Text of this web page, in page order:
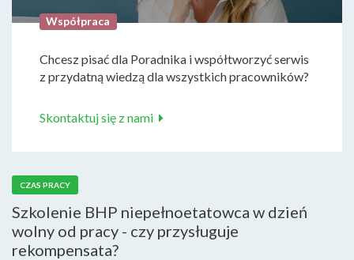
Współpraca
Chcesz pisać dla Poradnika i współtworzyć serwis
z przydatną wiedzą dla wszystkich pracowników?
Skontaktuj się z nami
CZAS PRACY
Szkolenie BHP niepełnoetatowca w dzień
wolny od pracy - czy przysługuje
rekompensata?